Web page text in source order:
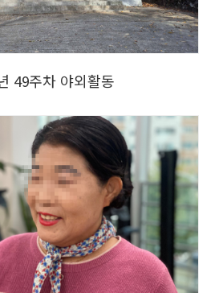
49주차 야외활동